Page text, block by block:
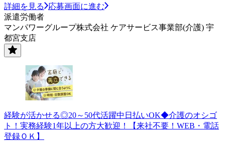
詳細を見る
応募画面に進む
派遣労働者
マンパワーグループ株式会社 ケアサービス事業部(介護) 宇
都宮支店
経験が活かせる◎20～50代活躍中日払いOK◆介護のオシゴ
ト！実務経験1年以上の方大歓迎！【来社不要！WEB・電話
登録ＯＫ】